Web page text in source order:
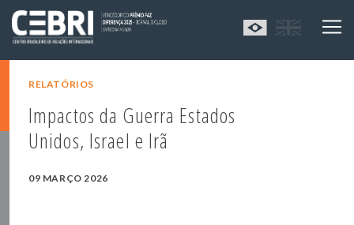
RELATÓRIOS
Impactos da Guerra Estados
Unidos, Israel e Irã
09 MARÇO 2026